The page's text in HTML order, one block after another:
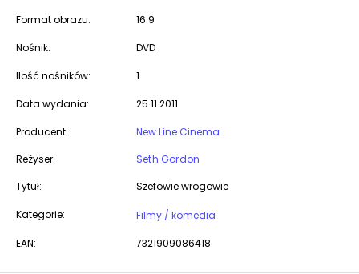
Format obrazu:
16:9
Nośnik: DVD
Ilość nośników: 1
Data wydania: 25.11.2011
Producent:
New Line Cinema
Reżyser:
Seth Gordon
Tytuł:
Szefowie wrogowie
Kategorie: Filmy / komedia
EAN: 7321909086418